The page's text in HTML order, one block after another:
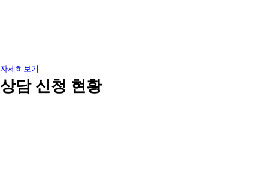
자세히보기
상담 신청 현황